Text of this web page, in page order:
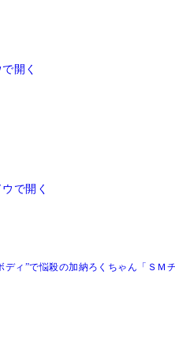
開く
で開く
ィ”で悩殺の加納ろくちゃん「ＳＭ